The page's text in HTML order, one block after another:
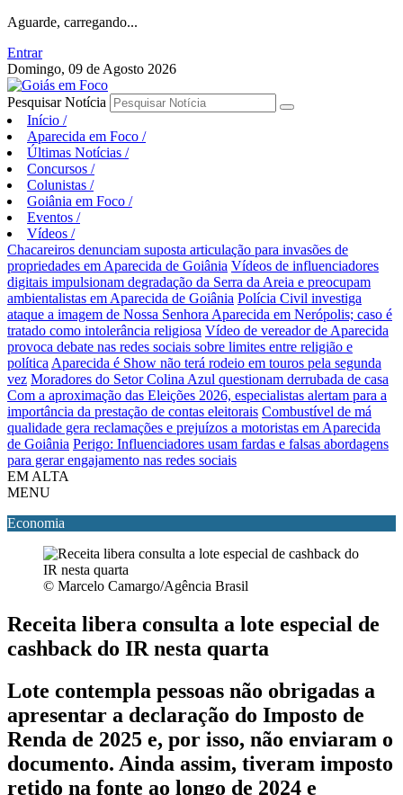
Aguarde, carregando...
Entrar
Domingo, 09 de Agosto 2026
Pesquisar Notícia
Início /
Aparecida em Foco /
Últimas Notícias /
Concursos /
Colunistas /
Goiânia em Foco /
Eventos /
Vídeos /
Chacareiros denunciam suposta articulação para invasões de
propriedades em Aparecida de Goiânia Vídeos de influenciadores
digitais impulsionam degradação da Serra da Areia e preocupam
ambientalistas em Aparecida de Goiânia Polícia Civil investiga
ataque a imagem de Nossa Senhora Aparecida em Nerópolis; caso é
tratado como intolerância religiosa Vídeo de vereador de Aparecida
provoca debate nas redes sociais sobre limites entre religião e
política Aparecida é Show não terá rodeio em touros pela segunda
vez Moradores do Setor Colina Azul questionam derrubada de casa
Com a aproximação das Eleições 2026, especialistas alertam para a
importância da prestação de contas eleitorais Combustível de má
qualidade gera reclamações e prejuízos a motoristas em Aparecida
de Goiânia Perigo: Influenciadores usam fardas e falsas abordagens
para gerar engajamento nas redes sociais
EM ALTA
MENU
Economia
© Marcelo Camargo/Agência Brasil
Receita libera consulta a lote especial de
cashback do IR nesta quarta
Lote contempla pessoas não obrigadas a
apresentar a declaração do Imposto de
Renda de 2025 e, por isso, não enviaram o
documento. Ainda assim, tiveram imposto
retido na fonte ao longo de 2024 e